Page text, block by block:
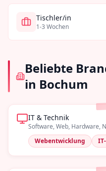
Tischler/in
1-3 Wochen
Beliebte
in Bochum
IT & Technik
Software, Web, Hardware,
Webentwicklung